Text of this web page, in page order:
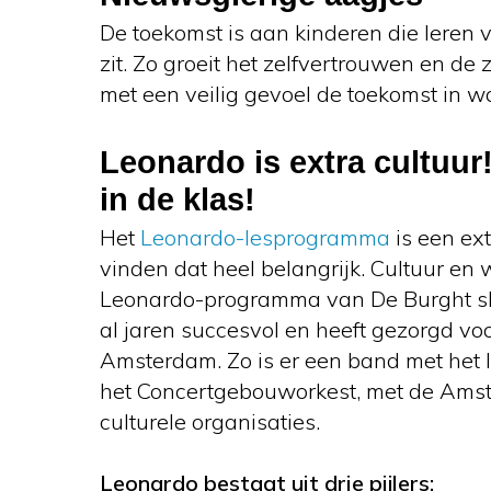
De toekomst is aan kinderen die
zit. Zo groeit het zelfvertrouwen en
met een veilig gevoel de toekomst in
Leonardo is extra
in de klas!
Het Leonardo-lesprogramma is een
vinden dat heel belangrijk. Cultuur en
Leonardo-programma van De Burght
al jaren succesvol en heeft gezorgd
Amsterdam. Zo is er een band met
het Concertgebouworkest, met de
culturele organisaties.
Leonardo bestaat uit drie pijlers: